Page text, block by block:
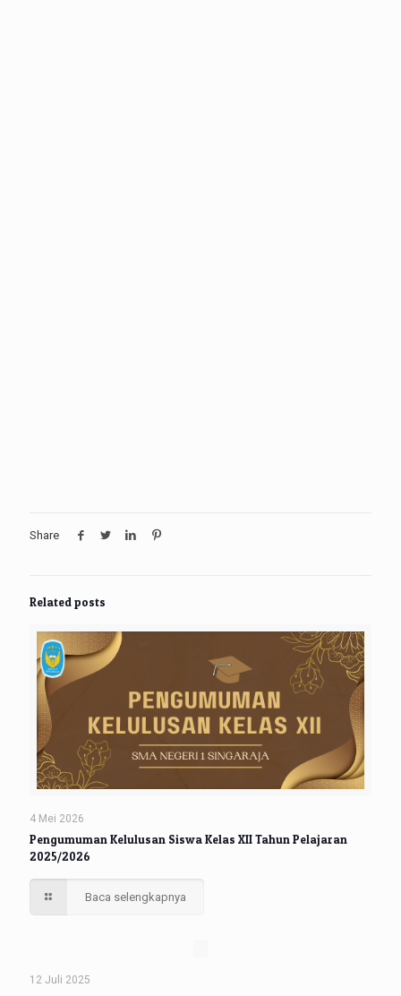
Share
Related posts
4 Mei 2026
Pengumuman Kelulusan Siswa Kelas XII Tahun Pelajaran
2025/2026
Baca selengkapnya
12 Juli 2025